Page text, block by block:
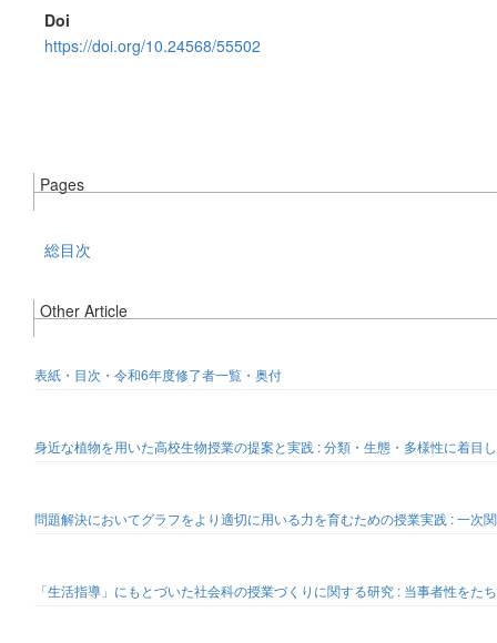
Doi
https://doi.org/10.24568/55502
Pages
総目次
Other Article
表紙・目次・令和6年度修了者一覧・奥付
身近な植物を用いた高校生物授業の提案と実践 : 分類・生態・多様性に着目
問題解決においてグラフをより適切に用いる力を育むための授業実践 : 一次
「生活指導」にもとづいた社会科の授業づくりに関する研究 : 当事者性をた